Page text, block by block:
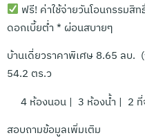
ฟรี! ค่าใช้จ่ายวันโอนกรรมสิท
ดอกเบี้ยต่ำ * ผ่อนสบายๆ
บ้านเดี่ยวราคาพิเศษ 8.65 ลบ
54.2 ตร.ว
4 ห้องนอน | 3 ห้องน้ำ | 2 ที่
สอบถามข้อมูลเพิ่มเติม